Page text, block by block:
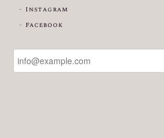
Instagram
Facebook